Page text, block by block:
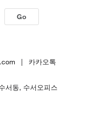
Go
| 카카오톡
서동, 수서오피스